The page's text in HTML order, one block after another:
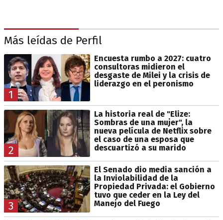
Más leídas de Perfil
1
Encuesta rumbo a 2027: cuatro
consultoras midieron el
desgaste de Milei y la crisis de
liderazgo en el peronismo
2
La historia real de "Elize:
Sombras de una mujer", la
nueva película de Netflix sobre
el caso de una esposa que
descuartizó a su marido
3
El Senado dio media sanción a
la Inviolabilidad de la
Propiedad Privada: el Gobierno
tuvo que ceder en la Ley del
Manejo del Fuego